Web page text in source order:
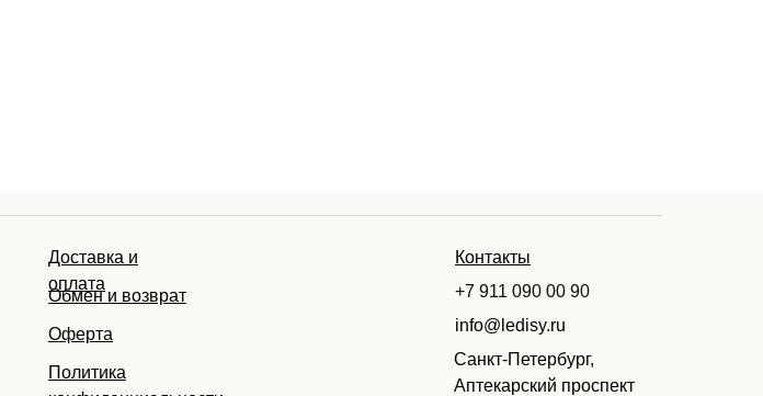
Доставка и
оплата
Контакты
+7 911 090 00 90
info@ledisy.ru
Санкт-Петербург,
Аптекарский проспект
Обмен и возврат
Оферта
Политика